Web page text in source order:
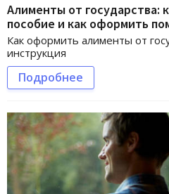
Алименты от государства:
пособие и как оформить
Как оформить алименты от
инструкция
Подробнее